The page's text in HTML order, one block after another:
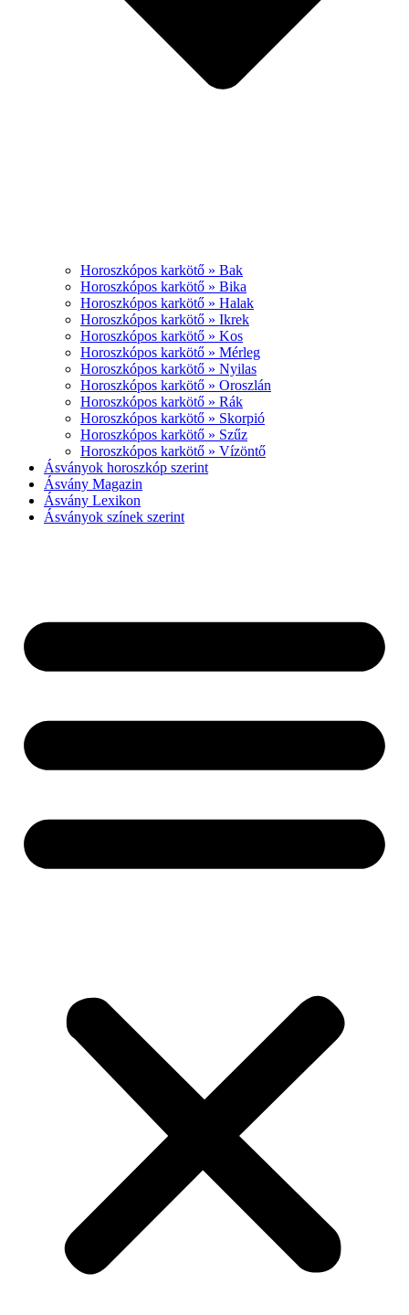
Horoszkópos karkötő » Bak
Horoszkópos karkötő » Bika
Horoszkópos karkötő » Halak
Horoszkópos karkötő » Ikrek
Horoszkópos karkötő » Kos
Horoszkópos karkötő » Mérleg
Horoszkópos karkötő » Nyilas
Horoszkópos karkötő » Oroszlán
Horoszkópos karkötő » Rák
Horoszkópos karkötő » Skorpió
Horoszkópos karkötő » Szűz
Horoszkópos karkötő » Vízöntő
Ásványok horoszkóp szerint
Ásvány Magazin
Ásvány Lexikon
Ásványok színek szerint